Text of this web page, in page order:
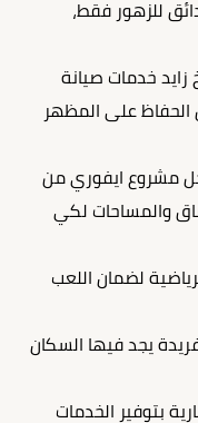
للزهور فقط،
خدمات صيانة
على المظهر
مشروع ايفوري من
والمساحات لكي
لضمان اللعب
يجد فيها السكان
بتوفير الخدمات